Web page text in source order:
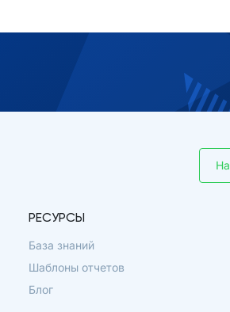
РЕСУРСЫ
База знаний
Шаблоны отчетов
Блог